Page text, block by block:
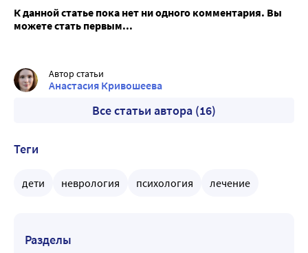
К данной статье пока нет ни одного комментария. Вы
можете стать первым...
Автор статьи
Анастасия Кривошеева
Все статьи автора (16)
Теги
дети неврология психология лечение
Разделы